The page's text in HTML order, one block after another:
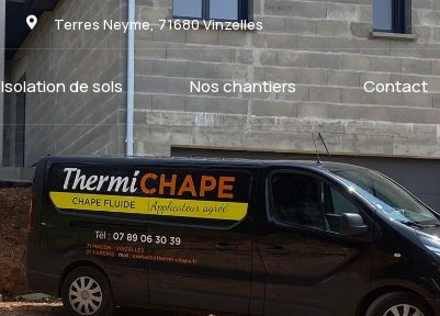
Terres Neyme, 71680 Vinzelles
Isolation de sols Nos chantiers Contact